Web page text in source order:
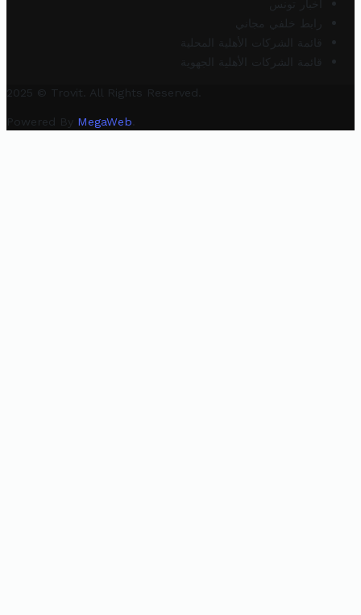
أخبار تونس
رابط خلفي مجاني
قائمة الشركات الأهلية المحلية
قائمة الشركات الأهلية الجهوية
2025 © Trovit. All Rights Reserved.
Powered By MegaWeb